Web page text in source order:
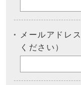
メールアドレ
ください）